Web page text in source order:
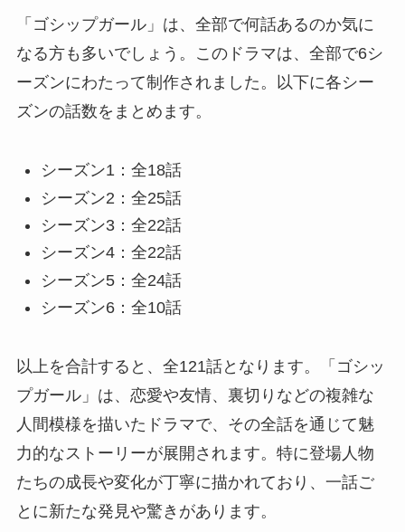
「ゴシップガール」は、全部で何話あるのか気に
なる方も多いでしょう。このドラマは、全部で6シ
ーズンにわたって制作されました。以下に各シー
ズンの話数をまとめます。
シーズン1：全18話
シーズン2：全25話
シーズン3：全22話
シーズン4：全22話
シーズン5：全24話
シーズン6：全10話
以上を合計すると、全121話となります。「ゴシッ
プガール」は、恋愛や友情、裏切りなどの複雑な
人間模様を描いたドラマで、その全話を通じて魅
力的なストーリーが展開されます。特に登場人物
たちの成長や変化が丁寧に描かれており、一話ご
とに新たな発見や驚きがあります。